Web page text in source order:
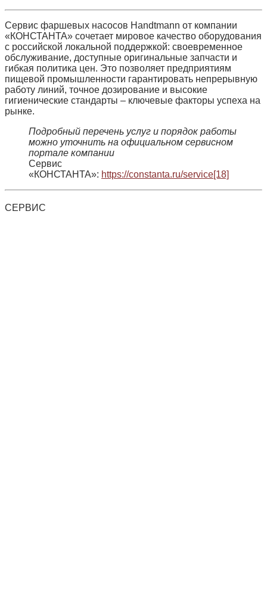
Сервис фаршевых насосов Handtmann от компании
«КОНСТАНТА» сочетает мировое качество оборудования
с российской локальной поддержкой: своевременное
обслуживание, доступные оригинальные запчасти и
гибкая политика цен. Это позволяет предприятиям
пищевой промышленности гарантировать непрерывную
работу линий, точное дозирование и высокие
гигиенические стандарты – ключевые факторы успеха на
рынке.
Подробный перечень услуг и порядок работы
можно уточнить на официальном сервисном
портале компании
Сервис
«КОНСТАНТА»: https://constanta.ru/service[18]
СЕРВИС